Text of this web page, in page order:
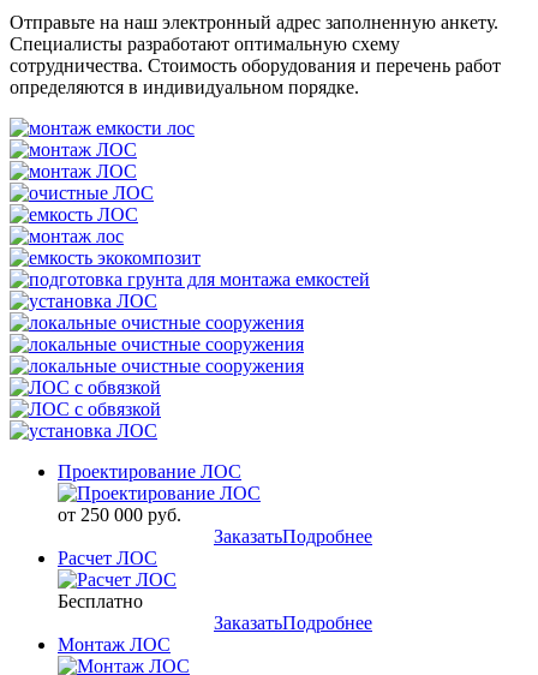
Отправьте на наш электронный адрес заполненную анкету.
Специалисты разработают оптимальную схему
сотрудничества. Стоимость оборудования и перечень работ
определяются в индивидуальном порядке.
Проектирование ЛОС
от 250 000 руб.
ЗаказатьПодробнее
Расчет ЛОС
Бесплатно
ЗаказатьПодробнее
Монтаж ЛОС